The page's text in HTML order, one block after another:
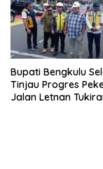
Bupati Bengkulu
Tinjau Progres
Jalan Letnan